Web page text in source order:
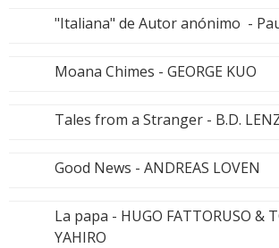
"Italiana" de Autor anónimo -
Moana Chimes - GEORGE KUO
Tales from a Stranger - B.D.
Good News - ANDREAS LOVEN
La papa - HUGO FATTORUSO &
YAHIRO